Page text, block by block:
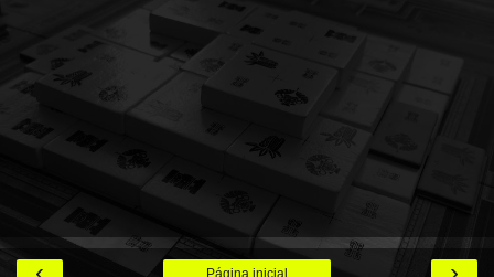
Página inicial